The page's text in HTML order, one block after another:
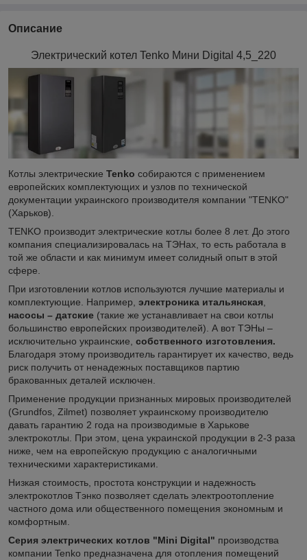
Описание
Электрический котел Tenko Мини Digital 4,5_220
Котлы электрические Tenko собираются с применением
европейских комплектующих и узлов по технической
документации украинского производителя компании "TENKO"
(Харьков).
TENKO производит электрические котлы более 8 лет. До этого
компания специализировалась на ТЭНах, то есть работала в
той же области и как минимум имеет солидный опыт в этой
сфере.
При изготовлении котлов используются лучшие материалы и
комплектующие. Например, электроника итальянская,
насосы – датские (такие же устанавливает на свои котлы
большинство европейских производителей). А вот ТЭНы –
исключительно украинские, собственного изготовления.
Благодаря этому производитель гарантирует их качество, ведь
риск получить от ненадежных поставщиков партию
бракованных деталей исключен.
Применение продукции признанных мировых производителей
(Grundfos, Zilmet) позволяет украинскому производителю
давать гарантию 2 года на производимые в Харькове
электрокотлы. При этом, цена украинской продукции в 2-3 раза
ниже, чем на европейскую продукцию с аналогичными
техническими характеристиками.
Низкая стоимость, простота конструкции и надежность
электрокотлов Тэнко позволяет сделать электроотопление
частного дома или общественного помещения экономным и
комфортным.
Серия электрических котлов "Mini Digital" производства
компании Tenko предназначена для отопления помещений